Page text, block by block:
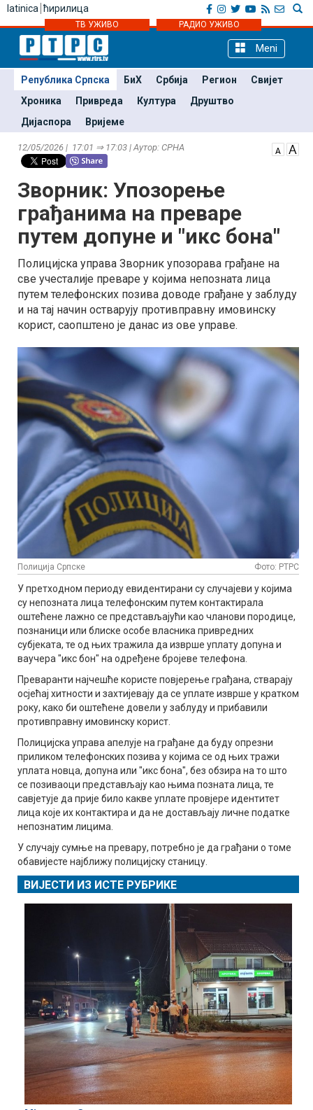
latinica ћирилица
ТВ УЖИВО РАДИО УЖИВО
Meni
Република Српска БиХ Србија Регион
Свијет
Хроника
Привреда Култура
Друштво
Дијаспора
Вријеме
12/05/2026 | 17:01 ⇒ 17:03 | Аутор: СРНА
Зворник: Упозорење
грађанима на преваре
путем допуне и "икс бона"
Полицијска управа Зворник упозорава грађане на
све учесталије преваре у којима непозната лица
путем телефонских позива доводе грађане у заблуду
и на тај начин остварују противправну имовинску
корист, саопштено је данас из ове управе.
Полиција Српске Фото: РТРС
У претходном периоду евидентирани су случајеви у којима
су непозната лица телефонским путем контактирала
оштећене лажно се представљајући као чланови породице,
познаници или блиске особе власника привредних
субјеката, те од њих тражила да изврше уплату допуна и
ваучера "икс бон" на одређене бројеве телефона.
Преваранти најчешће користе повјерење грађана, стварају
осјећај хитности и захтијевају да се уплате изврше у кратком
року, како би оштећене довели у заблуду и прибавили
противправну имовинску корист.
Полицијска управа апелује на грађане да буду опрезни
приликом телефонских позива у којима се од њих тражи
уплата новца, допуна или "икс бона", без обзира на то што
се позиваоци представљају као њима позната лица, те
савјетује да прије било какве уплате провјере идентитет
лица које их контактира и да не достављају личне податке
непознатим лицима.
У случају сумње на превару, потребно је да грађани о томе
обавијесте најближу полицијску станицу.
ВИЈЕСТИ ИЗ ИСТЕ РУБРИКЕ